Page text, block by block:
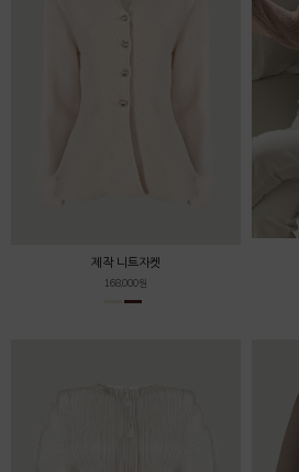
제작 니트자켓
168,000원